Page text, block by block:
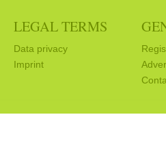
LEGAL TERMS
Data privacy
Imprint